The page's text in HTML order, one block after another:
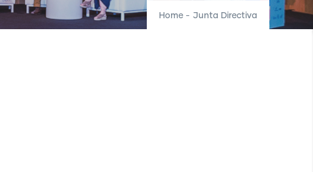
Home - Junta Directiva